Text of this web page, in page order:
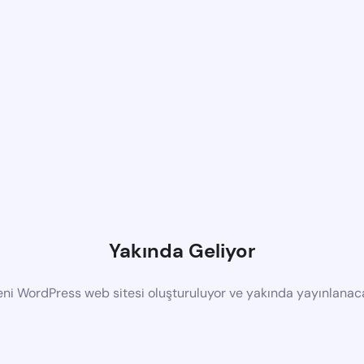
Yakında Geliyor
WordPress web sitesi oluşturuluyor ve yakında